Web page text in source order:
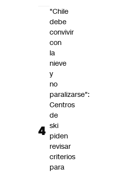
"Chile
debe
convivir
con
la
nieve
y
no
paralizarse":
Centros
de
ski
piden
revisar
criterios
para